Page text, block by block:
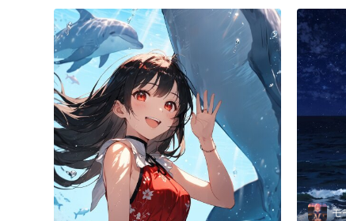
モ